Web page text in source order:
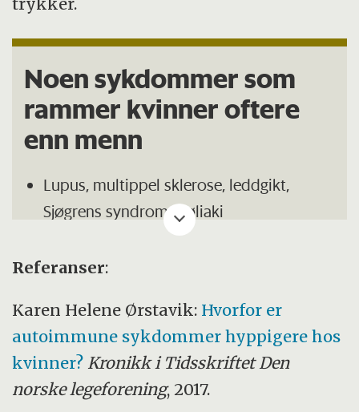
Noen sykdommer som
rammer kvinner oftere
enn menn
Lupus, multippel sklerose, leddgikt,
Sjøgrens syndrom, Cøliaki
Hudlidelser i underlivet, som eksem,
psoreasis, lichen planus og lichen
sclerosis.
Smertetilstander i underlivet
(vulvodynier)
Referanser:
Karen Helene Ørstavik: Hvorfor er
autoimmune sykdommer hyppigere hos
kvinner? Kronikk i Tidsskriftet Den
norske legeforening, 2017.